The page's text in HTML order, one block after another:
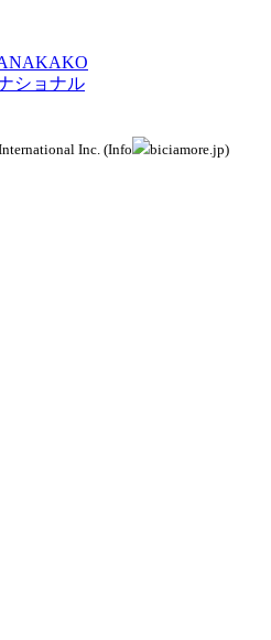
ショナル
Inc. (Info biciamore.jp)